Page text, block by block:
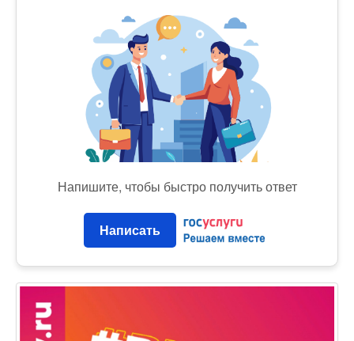
Напишите, чтобы быстро получить ответ
Написать